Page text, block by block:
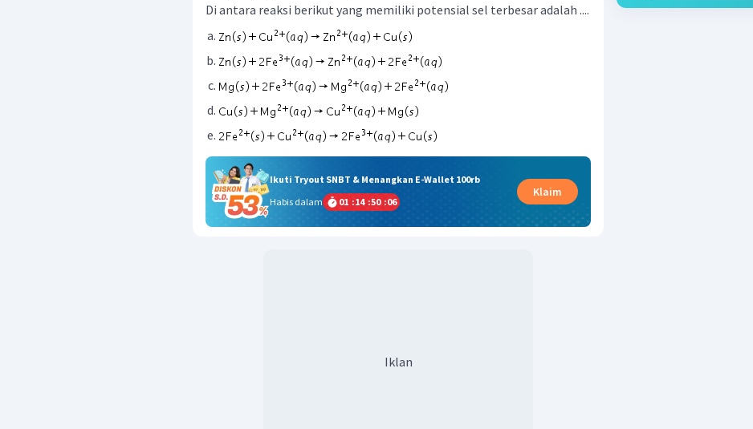
Di antara reaksi berikut yang memiliki potensial sel terbesar adalah ....
Ikuti Tryout SNBT & Menangkan E-Wallet 100rb
Habis dalam
01 :14 :50 :05
Klaim
Iklan